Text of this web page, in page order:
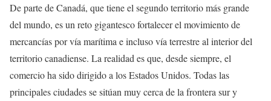
De parte de Canadá, que tiene el segundo territorio más grande
del mundo, es un reto gigantesco fortalecer el movimiento de
mercancías por vía marítima e incluso vía terrestre al interior del
territorio canadiense. La realidad es que, desde siempre, el
comercio ha sido dirigido a los Estados Unidos. Todas las
principales ciudades se sitúan muy cerca de la frontera sur y